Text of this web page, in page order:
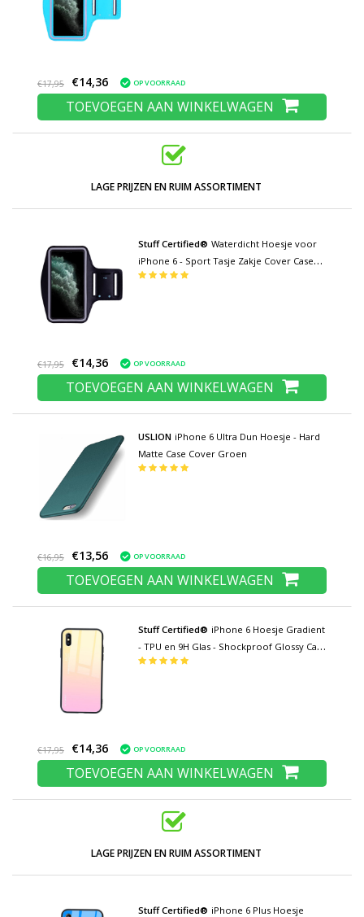
€17,95 €14,36 OP VOORRAAD
TOEVOEGEN AAN WINKELWAGEN
LAGE PRIJZEN EN RUIM ASSORTIMENT
Stuff Certified® Waterdicht Hoesje voor
iPhone 6 - Sport Tasje Zakje Cover Case
Armband Jogging Hard Lopen Zwart
€17,95 €14,36 OP VOORRAAD
TOEVOEGEN AAN WINKELWAGEN
USLION iPhone 6 Ultra Dun Hoesje - Hard
Matte Case Cover Groen
€16,95 €13,56 OP VOORRAAD
TOEVOEGEN AAN WINKELWAGEN
Stuff Certified® iPhone 6 Hoesje Gradient
- TPU en 9H Glas - Shockproof Glossy Case
Cover Cas TPU Geel
€17,95 €14,36 OP VOORRAAD
TOEVOEGEN AAN WINKELWAGEN
LAGE PRIJZEN EN RUIM ASSORTIMENT
Stuff Certified® iPhone 6 Plus Hoesje